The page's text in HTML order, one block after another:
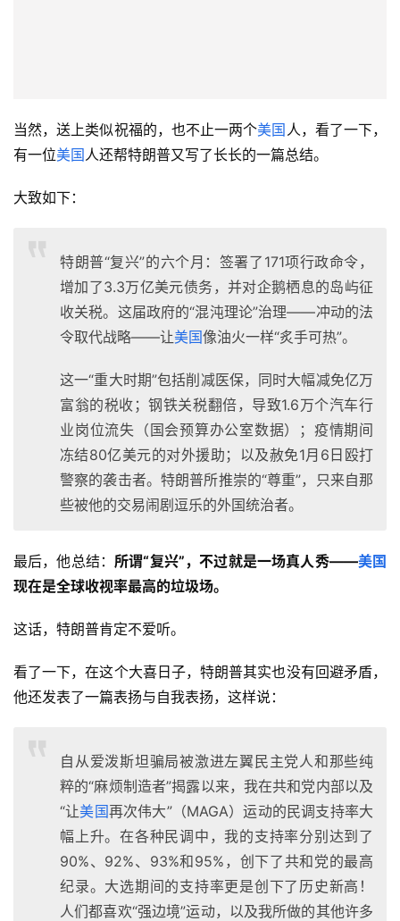
当然，送上类似祝福的，也不止一两个美国 人，看了一下，
有一位美国人还帮特朗普又写了长长的一篇总结。
大致如下：
特朗普“复兴”的六个月：签署了171项行政命令，
增加了3.3万亿美元债务，并对企鹅栖息的岛屿征
收关税。这届政府的“混沌理论”治理——冲动的法
令取代战略——让美国像油火一样“炙手可热”。
这一“重大时期”包括削减医保，同时大幅减免亿万
富翁的税收；钢铁关税翻倍，导致1.6万个汽车行
业岗位流失（国会预算办公室数据）；疫情期间
冻结80亿美元的对外援助；以及赦免1月6日殴打
警察的袭击者。特朗普所推崇的“尊重”，只来自那
些被他的交易闹剧逗乐的外国统治者。
最后，他总结： 所谓“复兴”，不过就是一场真人秀——美国
现在是全球收视率最高的垃圾场。
这话，特朗普肯定不爱听。
看了一下，在这个大喜日子，特朗普其实也没有回避矛盾，
他还发表了一篇表扬与自我表扬，这样说：
自从爱泼斯坦骗局被激进左翼民主党人和那些纯
粹的“麻烦制造者”揭露以来，我在共和党内部以及
“让美国再次伟大”（MAGA）运动的民调支持率大
幅上升。在各种民调中，我的支持率分别达到了
90%、92%、93%和95%，创下了共和党的最高
纪录。大选期间的支持率更是创下了历史新高！
人们都喜欢“强边境”运动，以及我所做的其他许多